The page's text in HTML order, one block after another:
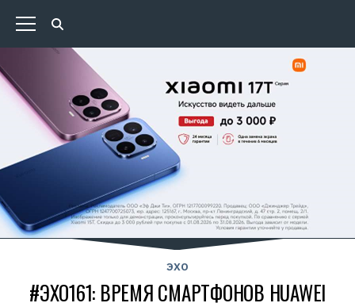
ЭХО
#ЭХО161: ВРЕМЯ СМАРТФОНОВ HUAWEI